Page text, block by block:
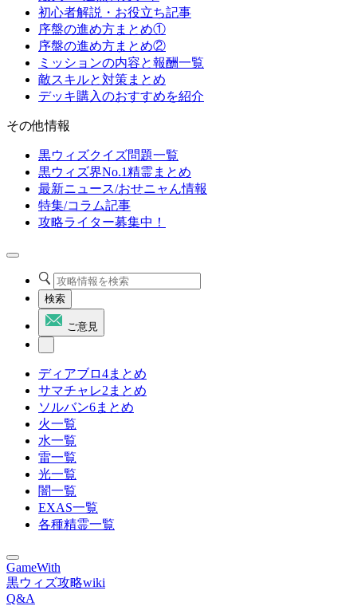
初心者解説・お役立ち記事
序盤の進め方まとめ①
序盤の進め方まとめ②
ミッションの内容と報酬一覧
敵スキルと対策まとめ
デッキ購入のおすすめを紹介
その他情報
黒ウィズクイズ問題一覧
黒ウィズ界No.1精霊まとめ
最新ニュース/おせニャん情報
特集/コラム記事
攻略ライター募集中！
検索
ご意見
ディアブロ4まとめ
サマチャレ2まとめ
ソルバン6まとめ
火一覧
水一覧
雷一覧
光一覧
闇一覧
EXAS一覧
各種精霊一覧
GameWith
黒ウィズ攻略wiki
Q&A